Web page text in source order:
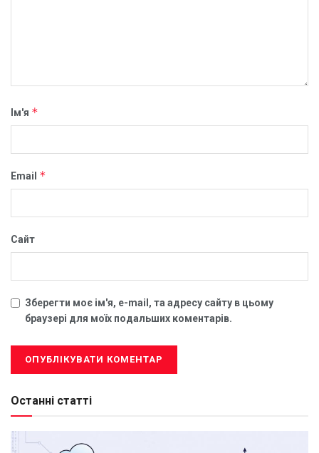
Ім'я *
Email *
Сайт
Зберегти моє ім'я, e-mail, та адресу сайту в цьому
браузері для моїх подальших коментарів.
Останні статті